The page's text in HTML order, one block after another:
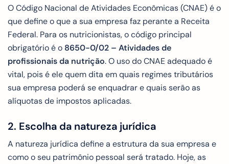
O Código Nacional de Atividades Econômicas (CNAE) é o
que define o que a sua empresa faz perante a Receita
Federal. Para os nutricionistas, o código principal
obrigatório é o 8650-0/02 – Atividades de
profissionais da nutrição. O uso do CNAE adequado é
vital, pois é ele quem dita em quais regimes tributários
sua empresa poderá se enquadrar e quais serão as
alíquotas de impostos aplicadas.
2. Escolha da natureza jurídica
A natureza jurídica define a estrutura da sua empresa e
como o seu patrimônio pessoal será tratado. Hoje, as